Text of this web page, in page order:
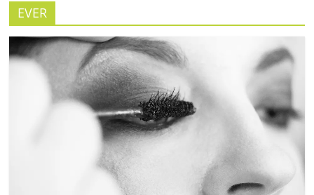
SME
แห่ง
ประเทศไทย,
ThaiSMEsCenter,
EVER